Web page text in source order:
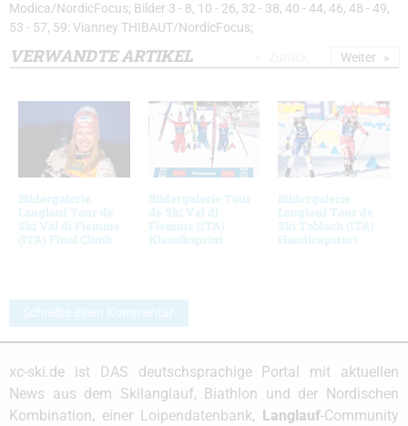
Modica/NordicFocus; Bilder 3 - 8, 10 - 26, 32 - 38, 40 - 44, 46, 48 - 49,
53 - 57, 59: Vianney THIBAUT/NordicFocus;
VERWANDTE ARTIKEL
Bildergalerie
Langlauf Tour de
Ski Val di Fiemme
(ITA) Final Climb
Bildergalerie Tour
de Ski Val di
Fiemme (ITA)
Klassiksprint
Bildergalerie
Langlauf Tour de
Ski Toblach (ITA)
Handicapstart
Weiter
Schreibe einen Kommentar
xc-ski.de ist DAS deutschsprachige Portal mit aktuellen
News aus dem Skilanglauf, Biathlon und der Nordischen
Kombination, einer Loipendatenbank,
Langlauf-Community